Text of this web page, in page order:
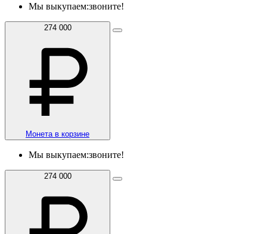
Мы выкупаем:звоните!
274 000
Монета в корзине
Мы выкупаем:звоните!
274 000